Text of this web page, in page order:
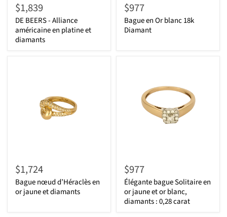
$1,839
DE BEERS - Alliance
américaine en platine et
diamants
$977
Bague en Or blanc 18k
Diamant
$1,724
Bague nœud d’Héraclès en
or jaune et diamants
$977
Élégante bague Solitaire en
or jaune et or blanc,
diamants : 0,28 carat